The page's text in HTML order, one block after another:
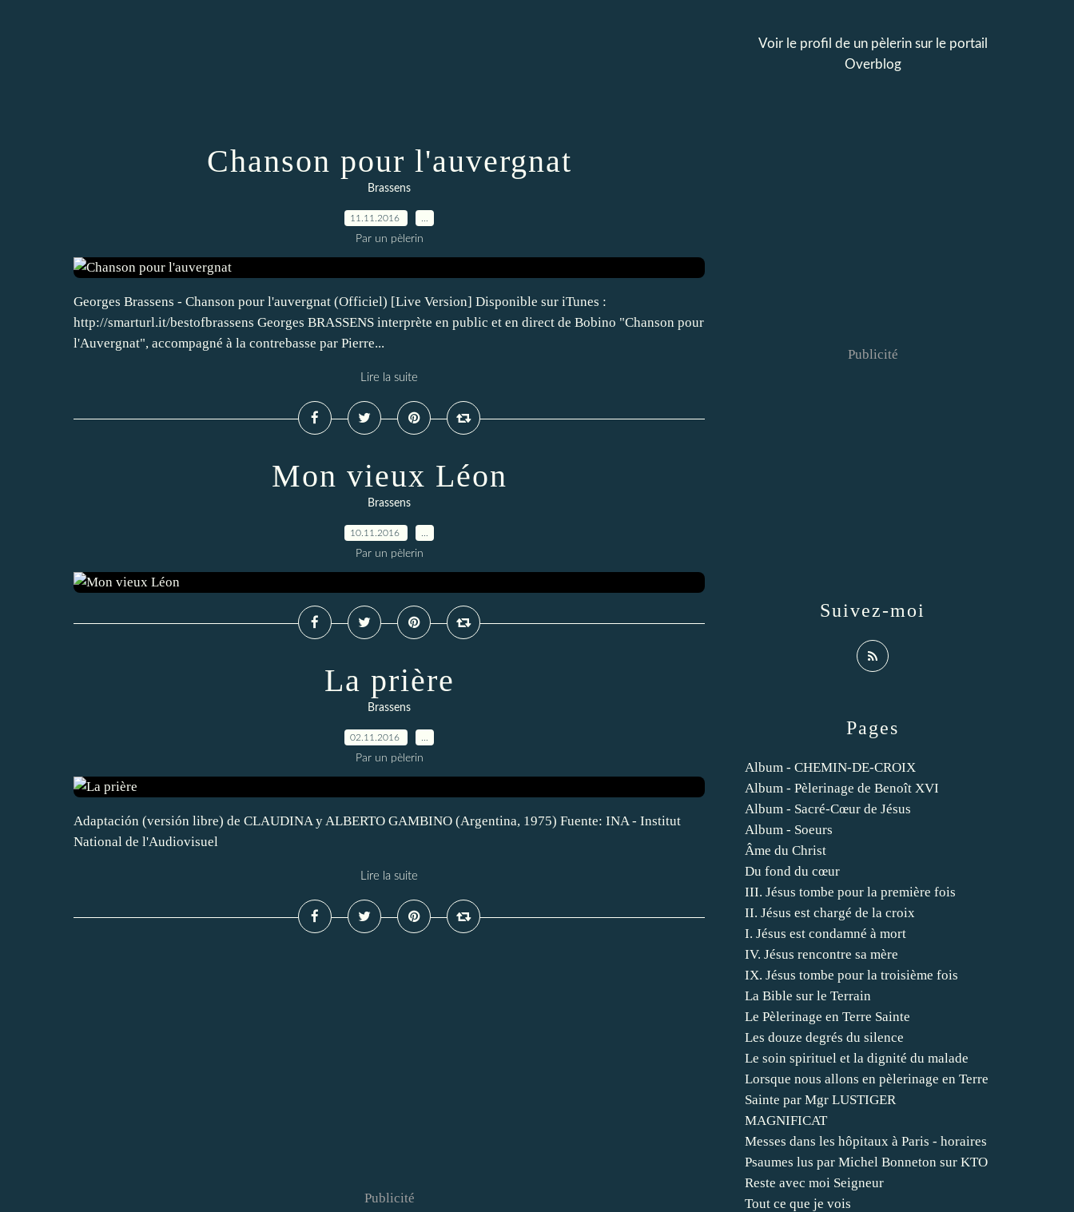
Chanson pour l'auvergnat
Brassens
11.11.2016
Par un pèlerin
Georges Brassens - Chanson pour l'auvergnat (Officiel) [Live Version] Disponible sur iTunes :
http://smarturl.it/bestofbrassens Georges BRASSENS interprète en public et en direct de Bobino "Chanson pour
l'Auvergnat", accompagné à la contrebasse par Pierre...
Lire la suite
Mon vieux Léon
Brassens
10.11.2016
Par un pèlerin
La prière
Brassens
02.11.2016
Par un pèlerin
Adaptación (versión libre) de CLAUDINA y ALBERTO GAMBINO (Argentina, 1975) Fuente: INA - Institut
National de l'Audiovisuel
Lire la suite
Publicité
Pages
Album - CHEMIN-DE-CROIX
Album - Pèlerinage de Benoît XVI
Album - Sacré-Cœur de Jésus
Album - Soeurs
Âme du Christ
Du fond du cœur
III. Jésus tombe pour la première fois
II. Jésus est chargé de la croix
I. Jésus est condamné à mort
IV. Jésus rencontre sa mère
IX. Jésus tombe pour la troisième fois
La Bible sur le Terrain
Le Pèlerinage en Terre Sainte
Les douze degrés du silence
Le soin spirituel et la dignité du malade
Lorsque nous allons en pèlerinage en Terre
Sainte par Mgr LUSTIGER
MAGNIFICAT
Messes dans les hôpitaux à Paris - horaires
Psaumes lus par Michel Bonneton sur KTO
Reste avec moi Seigneur
Tout ce que je vois
Voir le profil de un pèlerinsur le portail
Overblog
Suivez-moi
Publicité